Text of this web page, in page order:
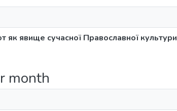
як явище сучасної Православної культури
month